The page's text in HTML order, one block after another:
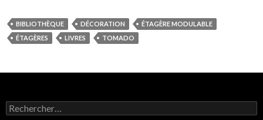
BIBLIOTHÈQUE DÉCORATION
ÉTAGÈRE MODULABLE
ÉTAGÈRES
LIVRES TOMADO
Rechercher :